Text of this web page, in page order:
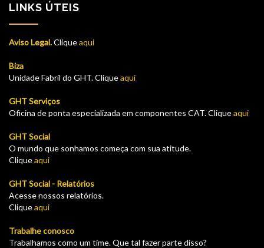
LINKS ÚTEIS
Aviso Legal.Cliqueaqui
Biza
Unidade Fabril do GHT. Cliqueaqui
GHT Serviços
Oficina de ponta especializada em componentes CAT. Cliqueaqui
GHT Social
O mundo que sonhamos começa com sua atitude.
Cliqueaqui
GHT Social - Relatórios
Acesse nossos relatórios.
Cliqueaqui
Trabalhe conosco
Trabalhamos como um time. Que tal fazer parte disso?